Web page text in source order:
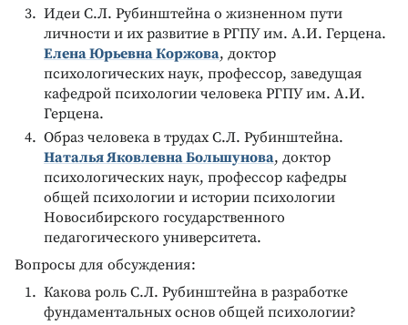
Идеи С.Л. Рубинштейна о жизненном пути
личности и их развитие в РГПУ им. А.И. Герцена.
Елена Юрьевна Коржова, доктор
психологических наук, профессор, заведущая
кафедрой психологии человека РГПУ им. А.И.
Герцена.
Образ человека в трудах С.Л. Рубинштейна.
Наталья Яковлевна Большунова, доктор
психологических наук, профессор кафедры
общей психологии и истории психологии
Новосибирского государственного
педагогического университета.
Вопросы для обсуждения:
Какова роль С.Л. Рубинштейна в разработке
фундаментальных основ общей психологии?